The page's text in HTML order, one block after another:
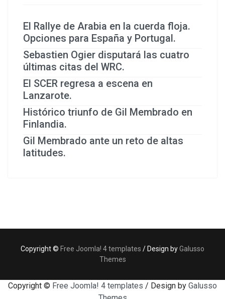
El Rallye de Arabia en la cuerda floja.
Opciones para España y Portugal.
Sebastien Ogier disputará las cuatro
últimas citas del WRC.
El SCER regresa a escena en
Lanzarote.
Histórico triunfo de Gil Membrado en
Finlandia.
Gil Membrado ante un reto de altas
latitudes.
Copyright © Free Joomla! 4 templates / Design byGalusso
Themes
Copyright © Free Joomla! 4 templates / Design by Galusso